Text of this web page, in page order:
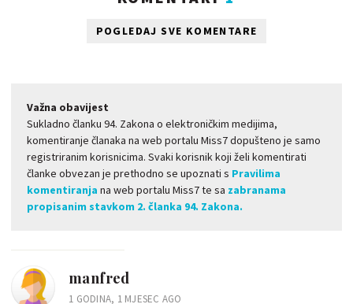
POGLEDAJ SVE KOMENTARE
Važna obavijest
Sukladno članku 94. Zakona o elektroničkim medijima,
komentiranje članaka na web portalu Miss7 dopušteno je samo
registriranim korisnicima. Svaki korisnik koji želi komentirati
članke obvezan je prethodno se upoznati s Pravilima
komentiranja na web portalu Miss7 te sa zabranama
propisanim stavkom 2. članka 94. Zakona.
manfred
1 GODINA, 1 MJESEC AGO